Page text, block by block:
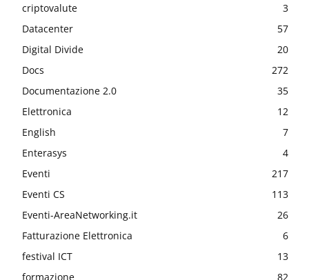
criptovalute
3
Datacenter
57
Digital Divide
20
Docs
272
Documentazione 2.0
35
Elettronica
12
English
7
Enterasys
4
Eventi
217
Eventi CS
113
Eventi-AreaNetworking.it
26
Fatturazione Elettronica
6
festival ICT
13
formazione
82